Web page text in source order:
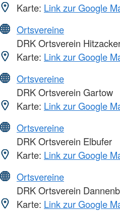
Karte: Link zur Google
Ortsvereine
DRK Ortsverein
Karte: Link zur Google
Ortsvereine
DRK Ortsverein Gartow
Karte: Link zur Google
Ortsvereine
DRK Ortsverein Elbufer
Karte: Link zur Google
Ortsvereine
DRK Ortsverein
Karte: Link zur Google